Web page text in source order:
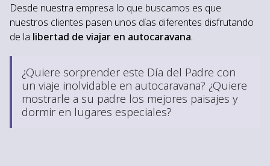
Desde nuestra empresa lo que buscamos es que
nuestros clientes pasen unos días diferentes disfrutando
de la libertad de viajar en autocaravana.
¿Quiere sorprender este Día del Padre con
un viaje inolvidable en autocaravana? ¿Quiere
mostrarle a su padre los mejores paisajes y
dormir en lugares especiales?